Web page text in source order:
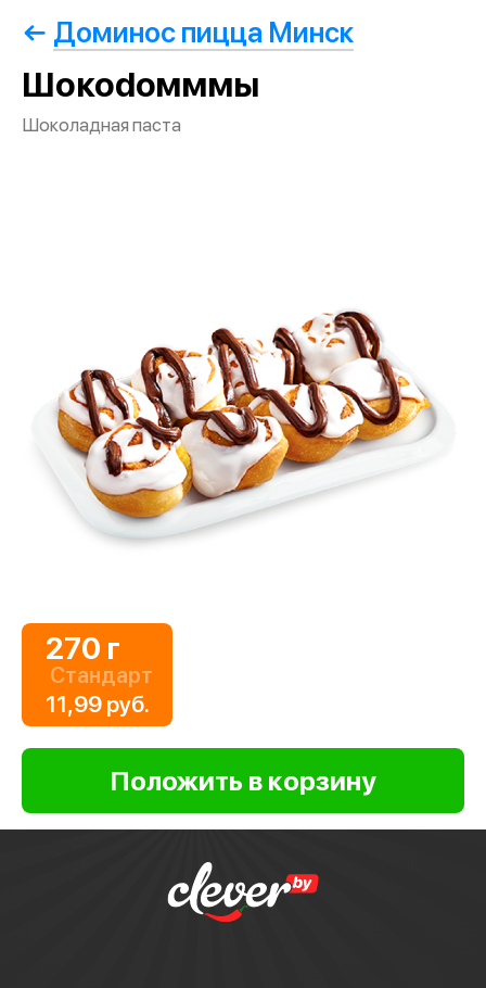
Доминос пицца Минск
Шокоdoмммы
Шоколадная паста
270 г
Стандарт
11,99 руб.